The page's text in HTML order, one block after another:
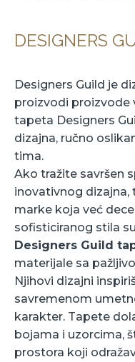
DESIGNERS
Designers Guild je
proizvodi proizvode
tapeta Designers
dizajna, ručno
tima.
Ako tražite savršen
inovativnog
marke koja već
sofisticiranog stila
Designers Guild
materijale sa
Njihovi dizajni
savremenom
karakter. Tapete
bojama i uzorcima,
prostora koji